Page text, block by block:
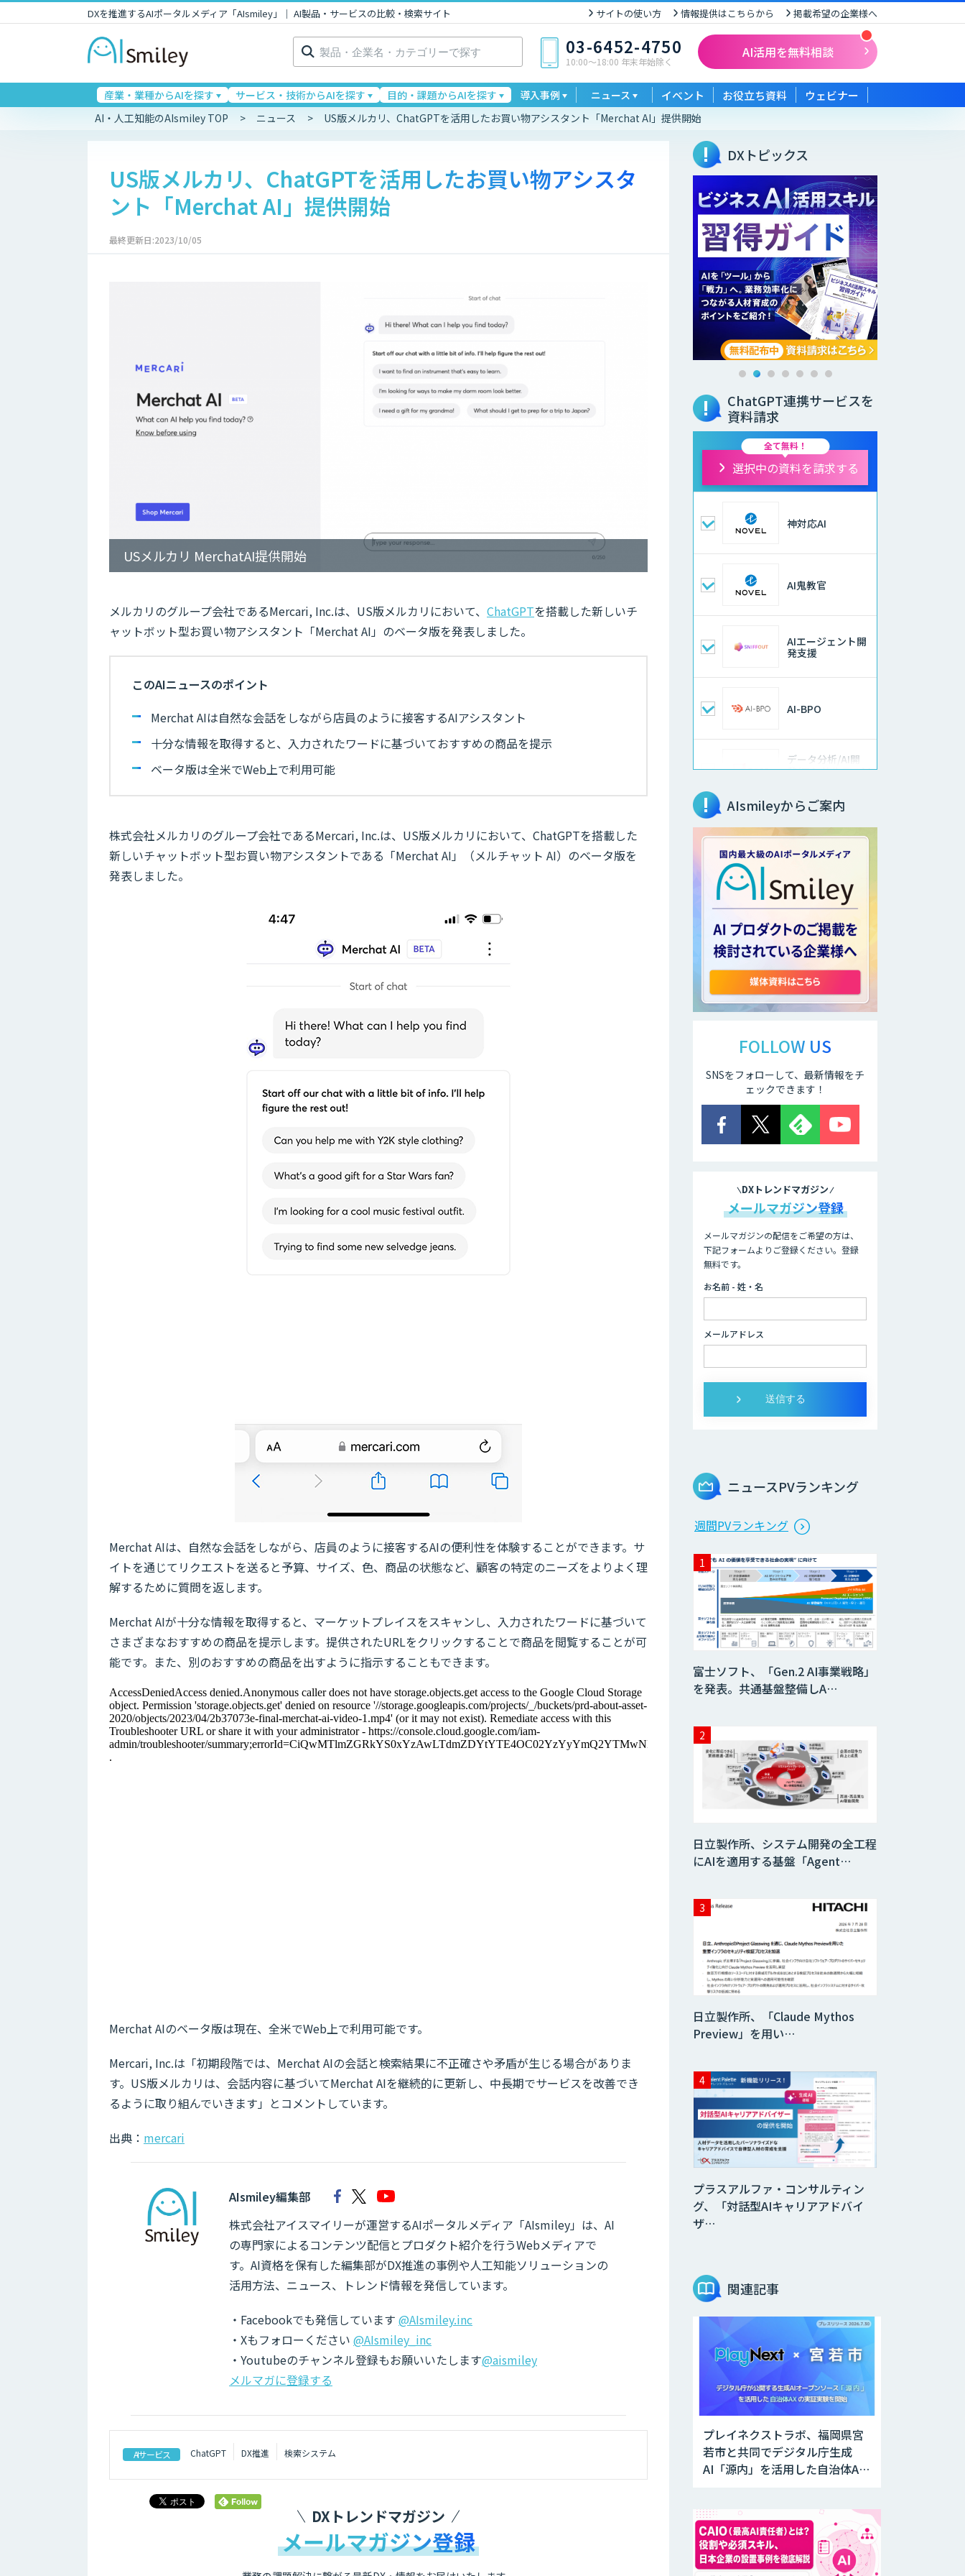
DXを推進するAIポータルメディア「AIsmiley」｜ AI製品・サービスの比較・検索サイト サイトの使い方 情報提供はこちらから 掲載希望の企業様へ
検
索: 03-6452-4750
10:00〜18:00 年末年始除く
AI活用を無料相談
産業・業種からAIを探す サービス・技術からAIを探す 目的・課題からAIを探す 導入事例 ニュース イベント お役立ち資料 ウェビナー
AI・人工知能のAIsmiley TOP ニュース US版メルカリ、ChatGPTを活用したお買い物アシスタント「Merchat AI」提供開始
US版メルカリ、ChatGPTを活用したお買い物アシスタ
ント「Merchat AI」提供開始
最終更新日:2023/10/05
USメルカリ MerchatAI提供開始
メルカリのグループ会社であるMercari, Inc.は、US版メルカリにおいて、 ChatGPTを搭載した新しいチ
ャットボット型お買い物アシスタント「Merchat AI」のベータ版を発表しました。
このAIニュースのポイント
Merchat AIは自然な会話をしながら店員のように接客するAIアシスタント
十分な情報を取得すると、入力されたワードに基づいておすすめの商品を提示
ベータ版は全米でWeb上で利用可能
株式会社メルカリのグループ会社であるMercari, Inc.は、US版メルカリにおいて、ChatGPTを搭載した
新しいチャットボット型お買い物アシスタントである「Merchat AI」（メルチャット AI）のベータ版を
発表しました。
Merchat AIは、自然な会話をしながら、店員のように接客するAIの便利性を体験することができます。サ
イトを通じてリクエストを送ると予算、サイズ、色、商品の状態など、顧客の特定のニーズをよりよく理
解するために質問を返します。
Merchat AIが十分な情報を取得すると、マーケットプレイスをスキャンし、入力されたワードに基づいて
さまざまなおすすめの商品を提示します。提供されたURLをクリックすることで商品を閲覧することが可
能です。また、別のおすすめの商品を出すように指示することもできます。
Merchat AIのベータ版は現在、全米でWeb上で利用可能です。
Mercari, Inc.は「初期段階では、Merchat AIの会話と検索結果に不正確さや矛盾が生じる場合がありま
す。US版メルカリは、会話内容に基づいてMerchat AIを継続的に更新し、中長期でサービスを改善でき
るように取り組んでいきます」とコメントしています。
出典： mercari
AIsmiley編集部
株式会社アイスマイリーが運営するAIポータルメディア「AIsmiley」は、AI
の専門家によるコンテンツ配信とプロダクト紹介を行うWebメディアで
す。AI資格を保有した編集部がDX推進の事例や人工知能ソリューションの
活用方法、ニュース、トレンド情報を発信しています。
・Facebookでも発信しています @AIsmiley.inc
・Xもフォローください @AIsmiley_inc
・Youtubeのチャンネル登録もお願いいたします@aismiley
メルマガに登録する
AIサービス ChatGPT DX推進 検索システム
DXトレンドマガジン
メールマガジン登録
DXトピックス
ChatGPT連携サービスを
資料請求
全て無料！
選択中の資料を請求する
神対応AI
AI鬼教官
AIエージェント開
発支援
AI-BPO
データ分析/AI開
発/コンサルティン
Docify（ドシファ
イ）
imprai ezKotae
ログミーツ
powered by
GPT-4
JOINT AI Flow
AIR-NEXUS
secondz
Agentsense
Smart Search
法人向けAIエージ
で顧客コミュニケ
「ZEROCK」
＜Dify活用＞AIエ
ージェントDRIVE
BASE」
WARP NEXT
LINE WORKS
AiNote
WAN-RECORD
Wanderlust RAG
コンシェルジュ
Dify導入支援
Dify開発支援
貴社専用ナレッジ
AI構築
SELFBOT AIエ
ージェント
HEROZ ASK
異常検知AI
需要予測＋業務最
適化AIシステム
imprai ezCheck
miibo
AI活用e-Learning
サービス
CAIWA Service
Viii（カイワサー
ビスヴィー）
AIsmileyからご案内
FOLLOW US
SNSをフォローして、最新情報をチ
ェックできます！
DXトレンドマガジン
メールマガジン登録
メールマガジンの配信をご希望の方は、
下記フォームよりご登録ください。登録
無料です。
お名前 - 姓・名
メールアドレス
ニュースPVランキング
週間PVランキング
富士ソフト、「Gen.2 AI事業戦略」
を発表。共通基盤整備しA…
日立製作所、システム開発の全工程
にAIを適用する基盤「Agent…
日立製作所、「Claude Mythos
Preview」を用い…
プラスアルファ・コンサルティン
グ、「対話型AIキャリアアドバイ
ザ…
関連記事
プレイネクストラボ、福岡県宮
若市と共同でデジタル庁生成
AI「源内」を活用した自治体AX